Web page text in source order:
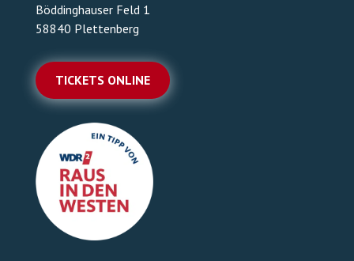
Böddinghauser Feld 1
58840 Plettenberg
TICKETS ONLINE